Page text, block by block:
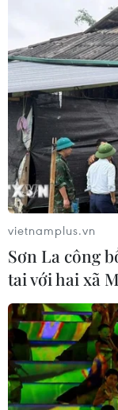
vietnamplus.vn
Sơn La công
tai với hai xã